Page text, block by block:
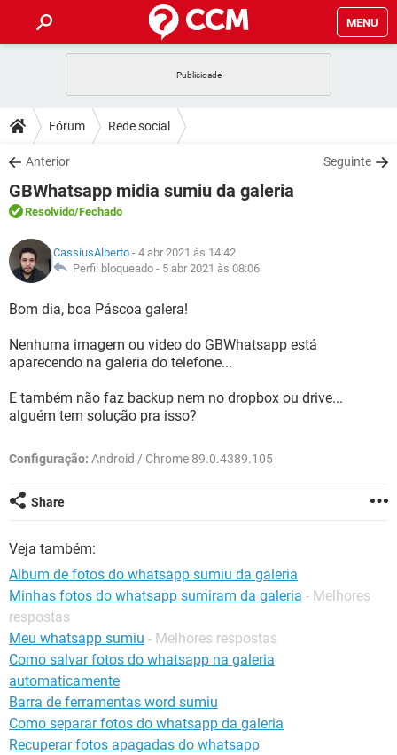
MENU
CELULAR
OUTLOOK
INSTAGRAM GMAIL
GUIA DE COMPRAS
DICAS
JOGOS
OUTLOOK
INSTAGRAM
GUIA DE COMPRAS
DOWNLOADS
JOGOS WHATSAPP
CELULAR
OUTLOOK EXCEL
INSTAGRAM
GUIA DE COMPRAS
FÓRUM
JOGOS
CELULAR FACEBOOK
GUIA DE COMPRAS
GLOSSÁRIO
JOGOS
CELULAR
OUTLOOK EXCEL
INSTAGRAM
GUIA DE COMPRAS
Fórum Rede social
Anterior Seguinte
GBWhatsapp midia sumiu da galeria
Resolvido/Fechado
CassiusAlberto - 4 abr 2021 às 14:42
Perfil bloqueado - 5 abr 2021 às 08:06
Bom dia, boa Páscoa galera!
Nenhuma imagem ou video do GBWhatsapp está
aparecendo na galeria do telefone...
E também não faz backup nem no dropbox ou drive...
alguém tem solução pra isso?
Configuração: Android / Chrome 89.0.4389.105
Share
Veja também:
Album de fotos do whatsapp sumiu da galeria
Minhas fotos do whatsapp sumiram da galeria - Melhores
respostas
Meu whatsapp sumiu - Melhores respostas
Como salvar fotos do whatsapp na galeria
automaticamente
Barra de ferramentas word sumiu
Como separar fotos do whatsapp da galeria
Recuperar fotos apagadas do whatsapp